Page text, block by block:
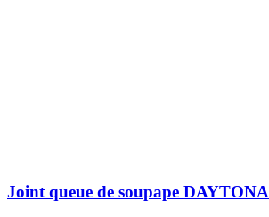
Joint queue de soupape DAYTONA